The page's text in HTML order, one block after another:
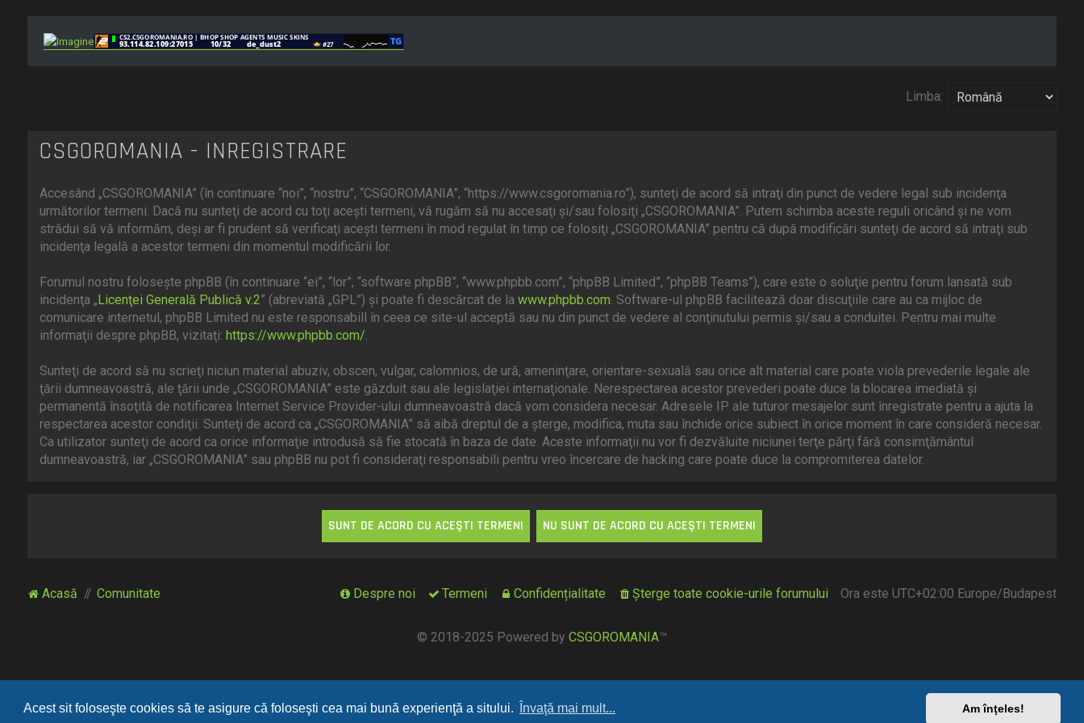
Acest sit foloseşte cookies să te asigure că foloseşti cea mai bună experienţă a sitului. Învaţă mai mult... Am înţeles!
Limba:
CSGOROMANIA - ÎNREGISTRARE
Accesând „CSGOROMANIA” (în continuare “noi”, “nostru”, “CSGOROMANIA”, “https://www.csgoromania.ro”), sunteţi de acord să intraţi din punct de vedere legal sub incidenţa
următorilor termeni. Dacă nu sunteţi de acord cu toţi aceşti termeni, vă rugăm să nu accesaţi şi/sau folosiţi „CSGOROMANIA”. Putem schimba aceste reguli oricând şi ne vom
strădui să vă informăm, deşi ar fi prudent să verificaţi aceşti termeni în mod regulat în timp ce folosiţi „CSGOROMANIA” pentru că după modificări sunteţi de acord să intraţi sub
incidenţa legală a acestor termeni din momentul modificării lor.
Forumul nostru foloseşte phpBB (în continuare “ei”, “lor”, “software phpBB”, “www.phpbb.com”, “phpBB Limited”, “phpBB Teams”), care este o soluţie pentru forum lansată sub
incidenţa „ Licenţei Generală Publică v.2” (abreviată „GPL”) şi poate fi descărcat de la www.phpbb.com. Software-ul phpBB facilitează doar discuţiile care au ca mijloc de
comunicare internetul, phpBB Limited nu este responsabill în ceea ce site-ul acceptă sau nu din punct de vedere al conţinutului permis şi/sau a conduitei. Pentru mai multe
informaţii despre phpBB, vizitaţi: https://www.phpbb.com/.
Sunteţi de acord să nu scrieţi niciun material abuziv, obscen, vulgar, calomnios, de ură, ameninţare, orientare-sexuală sau orice alt material care poate viola prevederile legale ale
ţării dumneavoastră, ale ţării unde „CSGOROMANIA” este găzduit sau ale legislaţiei internaţionale. Nerespectarea acestor prevederi poate duce la blocarea imediată şi
permanentă însoţită de notificarea Internet Service Provider-ului dumneavoastră dacă vom considera necesar. Adresele IP ale tuturor mesajelor sunt înregistrate pentru a ajuta la
respectarea acestor condiţii. Sunteţi de acord ca „CSGOROMANIA” să aibă dreptul de a şterge, modifica, muta sau închide orice subiect în orice moment în care consideră necesar.
Ca utilizator sunteţi de acord ca orice informaţie introdusă să fie stocată în baza de date. Aceste informaţii nu vor fi dezvăluite niciunei terţe părţi fără consimţământul
dumneavoastră, iar „CSGOROMANIA” sau phpBB nu pot fi consideraţi responsabili pentru vreo încercare de hacking care poate duce la compromiterea datelor.
Acasă Comunitate Ora este UTC+02:00 Europe/Budapest
Şterge toate cookie-urile forumului
Confidențialitate
Termeni
Despre noi
© 2018-2025 Powered by CSGOROMANIA™